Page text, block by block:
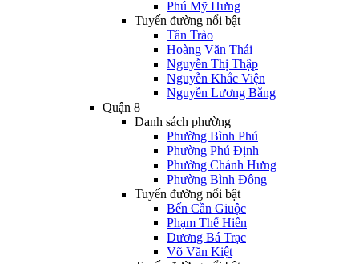
Phú Mỹ Hưng
Tuyến đường nổi bật
Tân Trào
Hoàng Văn Thái
Nguyễn Thị Thập
Nguyễn Khắc Viện
Nguyễn Lương Bằng
Quận 8
Danh sách phường
Phường Bình Phú
Phường Phú Định
Phường Chánh Hưng
Phường Bình Đông
Tuyến đường nổi bật
Bến Cần Giuộc
Phạm Thế Hiển
Dương Bá Trạc
Võ Văn Kiệt